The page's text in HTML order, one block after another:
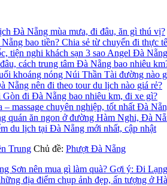
Đà Nẵng mùa mưa, đi đâu, ăn gì thú vị?
bao tiền? Chia sẻ từ chuyến đi thực tế
tiện nghi khách sạn 3 sao Angel Đà Nẵng
cách trung tâm Đà Nẵng bao nhiêu
khoáng nóng Núi Thần Tài đường nào
Nẵng nên đi theo tour du lịch nào giá rẻ?
đi Đà Nẵng bao nhiêu km, đi xe gì?
– massage chuyên nghiệp, tốt nhất Đà
quán ăn ngon ở đường Hàm Nghi, Đà
du lịch tại Đà Nẵng mới nhất, cập nhật
Trung Chủ đề: Phượt Đà Nẵng
Gợi ý: Đi Lạng
địa điểm chụp ảnh đẹp, ấn tượng ở